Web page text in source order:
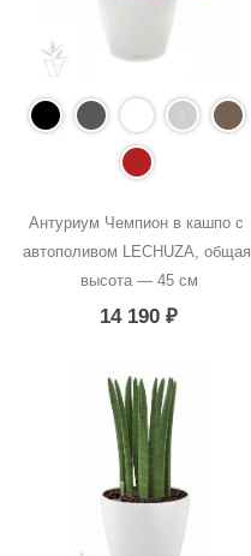
Антуриум Чемпион в кашпо с
автополивом LECHUZA, общая
высота — 45 см
14 190₽